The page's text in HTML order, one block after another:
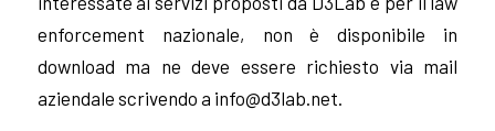
enforcement nazionale, non è disponibile in
download ma ne deve essere richiesto via mail
aziendale scrivendo a info@d3lab.net.